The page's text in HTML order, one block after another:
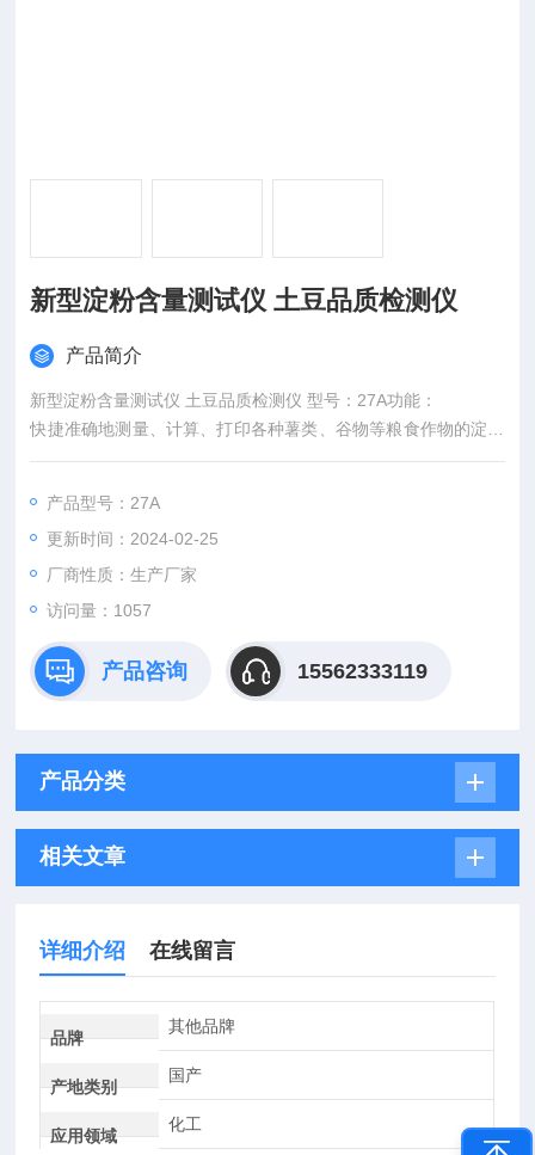
新型淀粉含量测试仪 土豆品质检测仪
产品简介
新型淀粉含量测试仪 土豆品质检测仪 型号：27A功能：
快捷准确地测量、计算、打印各种薯类、谷物等粮食作物的淀粉
含量、比重、干物质、水分等数据。
产品型号：27A
更新时间：2024-02-25
厂商性质：生产厂家
访问量：1057
产品咨询 15562333119
产品分类
相关文章
详细介绍 在线留言
品牌
其他品牌
产地类别
国产
应用领域
化工